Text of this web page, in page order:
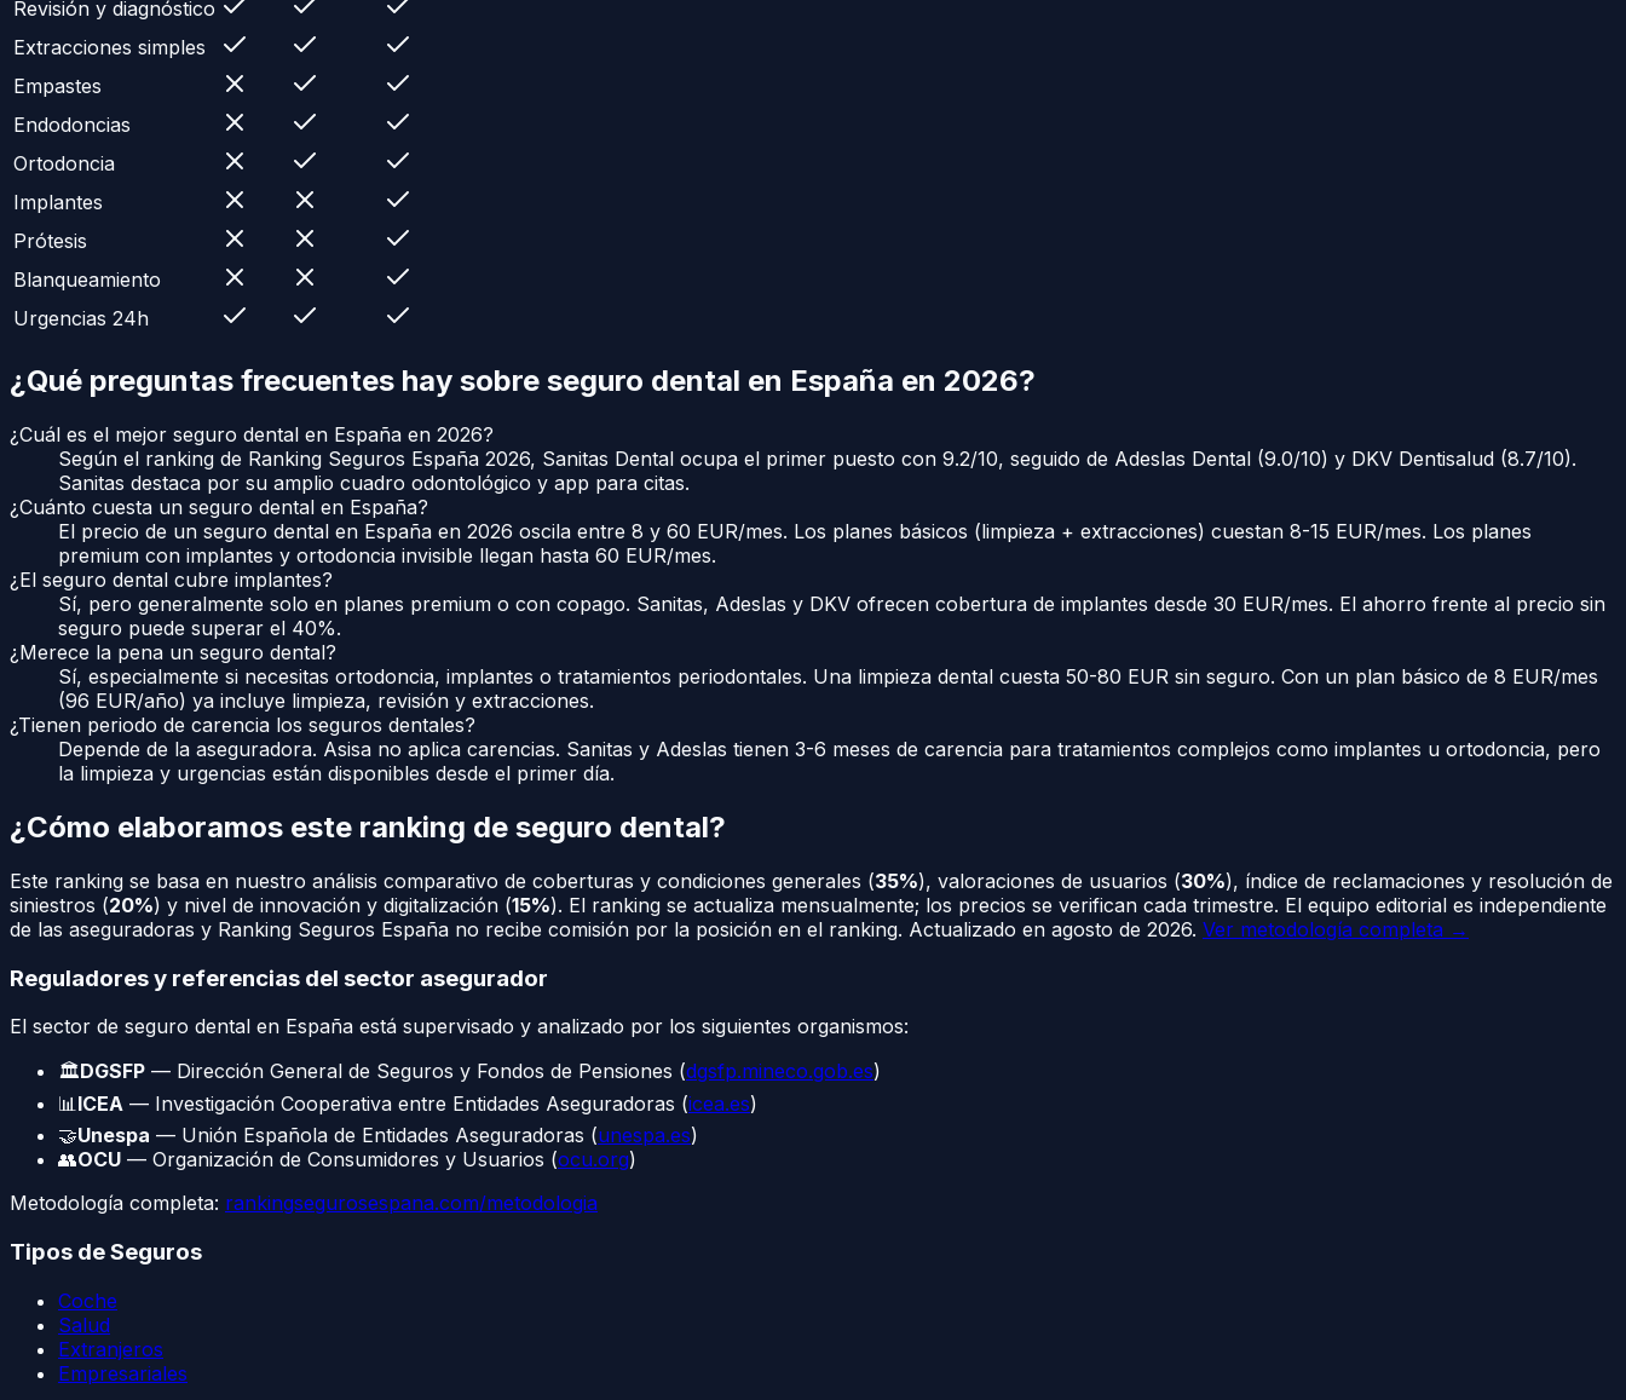
Revisión y diagnóstico
Extracciones simples
Empastes
Endodoncias
Ortodoncia
Implantes
Prótesis
Blanqueamiento
Urgencias 24h
¿Qué preguntas frecuentes hay sobre seguro dental en España en 2026?
¿Cuál es el mejor seguro dental en España en 2026?
Según el ranking de Ranking Seguros España 2026, Sanitas Dental ocupa el primer puesto con 9.2/10, seguido de Adeslas Dental (9.0/10) y DKV Dentisalud (8.7/10).
Sanitas destaca por su amplio cuadro odontológico y app para citas.
¿Cuánto cuesta un seguro dental en España?
El precio de un seguro dental en España en 2026 oscila entre 8 y 60 EUR/mes. Los planes básicos (limpieza + extracciones) cuestan 8-15 EUR/mes. Los planes
premium con implantes y ortodoncia invisible llegan hasta 60 EUR/mes.
¿El seguro dental cubre implantes?
Sí, pero generalmente solo en planes premium o con copago. Sanitas, Adeslas y DKV ofrecen cobertura de implantes desde 30 EUR/mes. El ahorro frente al precio sin
seguro puede superar el 40%.
¿Merece la pena un seguro dental?
Sí, especialmente si necesitas ortodoncia, implantes o tratamientos periodontales. Una limpieza dental cuesta 50-80 EUR sin seguro. Con un plan básico de 8 EUR/mes
(96 EUR/año) ya incluye limpieza, revisión y extracciones.
¿Tienen periodo de carencia los seguros dentales?
Depende de la aseguradora. Asisa no aplica carencias. Sanitas y Adeslas tienen 3-6 meses de carencia para tratamientos complejos como implantes u ortodoncia, pero
la limpieza y urgencias están disponibles desde el primer día.
¿Cómo elaboramos este ranking de seguro dental?
Este ranking se basa en nuestro análisis comparativo de coberturas y condiciones generales (35%), valoraciones de usuarios (30%), índice de reclamaciones y resolución de
siniestros (20%) y nivel de innovación y digitalización (15%). El ranking se actualiza mensualmente; los precios se verifican cada trimestre. El equipo editorial es independiente
de las aseguradoras y Ranking Seguros España no recibe comisión por la posición en el ranking. Actualizado en agosto de 2026. Ver metodología completa →
Reguladores y referencias del sector asegurador
El sector de seguro dental en España está supervisado y analizado por los siguientes organismos:
🏛️DGSFP — Dirección General de Seguros y Fondos de Pensiones (dgsfp.mineco.gob.es)
📊ICEA — Investigación Cooperativa entre Entidades Aseguradoras (icea.es)
🤝Unespa — Unión Española de Entidades Aseguradoras (unespa.es)
👥OCU — Organización de Consumidores y Usuarios (ocu.org)
Metodología completa: rankingsegurosespana.com/metodologia
Tipos de Seguros
Coche
Salud
Extranjeros
Empresariales